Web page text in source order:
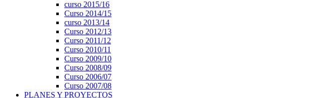
curso 2015/16
Curso 2014/15
curso 2013/14
Curso 2012/13
Curso 2011/12
Curso 2010/11
Curso 2009/10
Curso 2008/09
Curso 2006/07
Curso 2007/08
PLANES Y PROYECTOS